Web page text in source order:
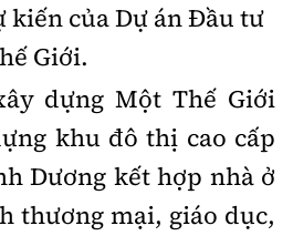
kiến của Dự án Đầu tư
Giới.
dựng Một Thế Giới
khu đô thị cao cấp
Dương kết hợp nhà ở
thương mại, giáo dục,